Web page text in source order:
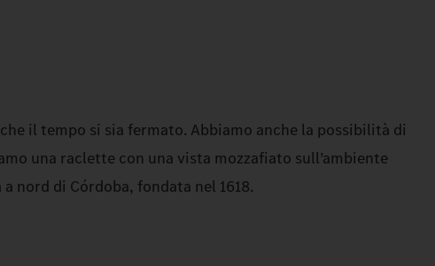
il tempo si sia fermato. Abbiamo anche la possibilità di
una raclette con una vista mozzafiato sull’ambiente
nord di Córdoba, fondata nel 1618.